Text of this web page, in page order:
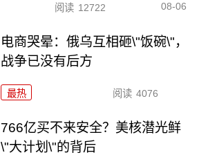
阅读 12722 08-06
电商哭晕：俄乌互相砸\"饭碗\"，
战争已没有后方
最热 阅读 4076
766亿买不来安全？美核潜光鲜
\"大计划\"的背后